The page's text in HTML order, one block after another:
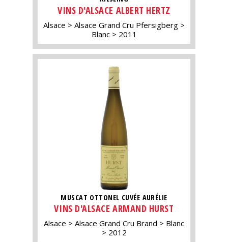
VINS D'ALSACE ALBERT HERTZ
Alsace
Alsace Grand Cru Pfersigberg
Blanc
2011
MUSCAT OTTONEL CUVÉE AURÉLIE
VINS D'ALSACE ARMAND HURST
Alsace Alsace Grand Cru Brand
Blanc
2012